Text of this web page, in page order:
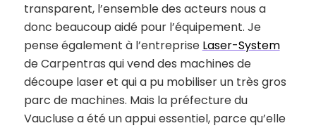
transparent, l’ensemble des acteurs nous a
donc beaucoup aidé pour l’équipement. Je
pense également à l’entreprise Laser-System
de Carpentras qui vend des machines de
découpe laser et qui a pu mobiliser un très gros
parc de machines. Mais la préfecture du
Vaucluse a été un appui essentiel, parce qu’elle